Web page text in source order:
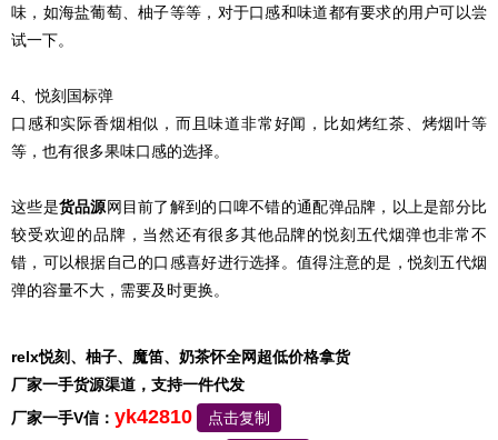
味，如海盐葡萄、柚子等等，对于口感和味道都有要求的用户可以尝
试一下。
4、悦刻国标弹
口感和实际香烟相似，而且味道非常好闻，比如烤红茶、烤烟叶等
等，也有很多果味口感的选择。
这些是货品源网目前了解到的口啤不错的通配弹品牌，以上是部分比
较受欢迎的品牌，当然还有很多其他品牌的悦刻五代烟弹也非常不
错，可以根据自己的口感喜好进行选择。值得注意的是，悦刻五代烟
弹的容量不大，需要及时更换。
relx悦刻、柚子、魔笛、奶茶怀全网超低价格拿货
厂家一手货源渠道，支持一件代发
厂家一手V信： yk42810
点击复制